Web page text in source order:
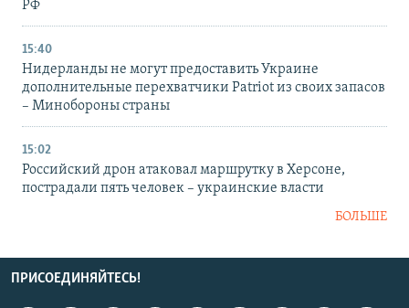
РФ
15:40
Нидерланды не могут предоставить Украине
дополнительные перехватчики Patriot из своих запасов
– Минобороны страны
15:02
Российский дрон атаковал маршрутку в Херсоне,
пострадали пять человек – украинские власти
БОЛЬШЕ
ПРИСОЕДИНЯЙТЕСЬ!